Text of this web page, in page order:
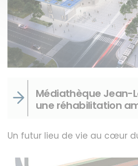
Médiathèque Jean-
une réhabilitation
Un futur lieu de vie au cœur